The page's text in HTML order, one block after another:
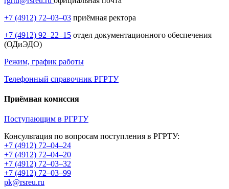
+7 (4912) 72–03–03 приёмная ректора
+7 (4912) 92–22–15 отдел документационного обеспечения
(ОДиЭДО)
Режим, график работы
Телефонный справочник РГРТУ
Приёмная комиссия
Поступающим в РГРТУ
Консультация по вопросам поступления в РГРТУ:
+7 (4912) 72–04–24
+7 (4912) 72–04–20
+7 (4912) 72–03–32
+7 (4912) 72–03–99
pk@rsreu.ru